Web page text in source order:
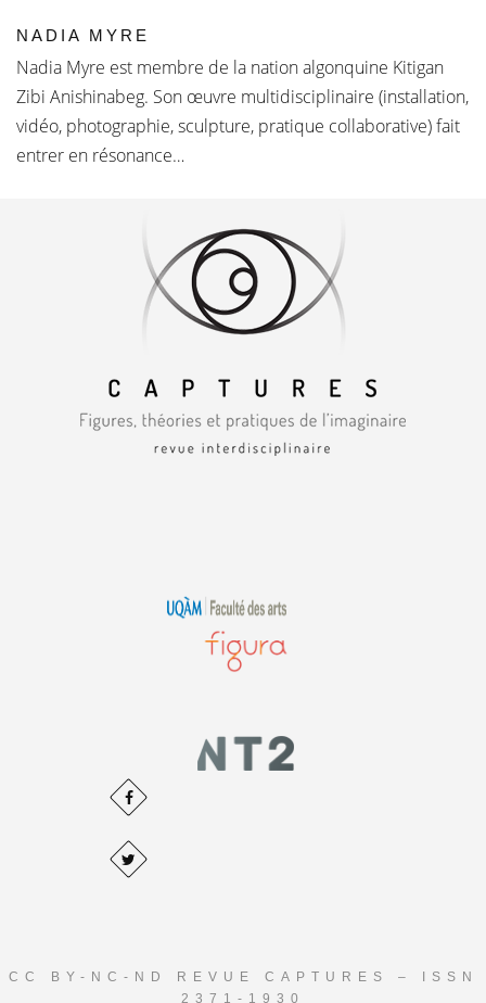
NADIA MYRE
Nadia Myre est membre de la nation algonquine Kitigan
Zibi Anishinabeg. Son œuvre multidisciplinaire (installation,
vidéo, photographie, sculpture, pratique collaborative) fait
entrer en résonance…
CC BY-NC-ND REVUE CAPTURES – ISSN
2371-1930